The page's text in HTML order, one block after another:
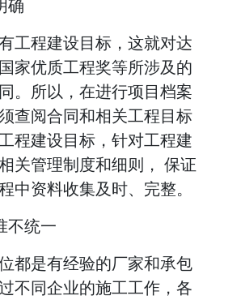
确
工程建设目标，这就对达
家优质工程奖等所涉及的
。所以，在进行项目档案
查阅合同和相关工程目标
程建设目标，针对工程建
关管理制度和细则， 保证
中资料收集及时、完整。
不统一
都是有经验的厂家和承包
不同企业的施工工作，各